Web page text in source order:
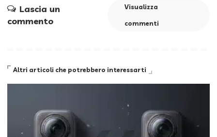
Lascia un
commento
Visualizza
commenti
Altri articoli che potrebbero interessarti